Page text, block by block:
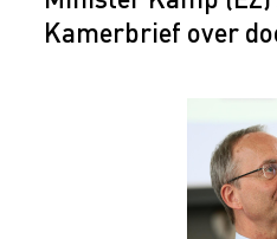
Kamerbrief over